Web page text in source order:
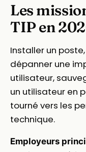
Les
TIP en
Installer un
dépanner une
utilisateur,
un utilisateur en
tourné vers les
technique.
Employeurs